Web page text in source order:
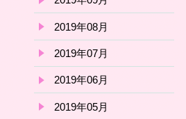
2019年08月
2019年07月
2019年06月
2019年05月